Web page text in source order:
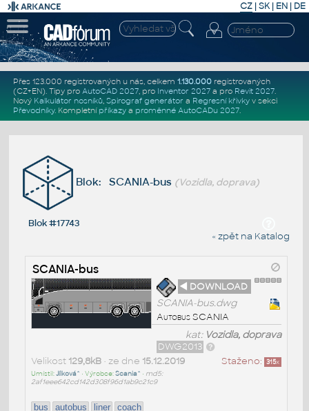
CZ | SK| EN | DE
Přes 123.000 registrovaných u nás, celkem 1.130.000registrovaných
(CZ+EN). Tipy pro AutoCAD 2027, pro Inventor 2027a pro Revit 2027.
Nový Kalkulátor nosníků, Spirograf generátor a Regresní křivkyv sekci
Převodníky. Kompletní příkazya proměnné AutoCADu 2027.
Blok: SCANIA-bus (Vozidla, doprava)
Blok #17743
« zpět na Katalog
SCANIA-bus
◄ DOWNLOAD
SCANIA-bus.dwg
Autobus SCANIA
kat: Vozidla, doprava
DWG2013
Staženo: 315x
Velikost 129,8kB• ze dne 15.12.2019
Umístil:Jílková^ • Výrobce:Scania^ • md5:
2af1eee642cd142d308f96d1ab9c21c9
bus autobus liner coach